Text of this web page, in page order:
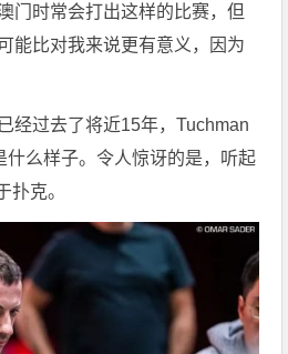
门时常会打出这样的比赛，但
能比对我来说更有意义，因为
经过去了将近15年，Tuchman
什么样子。令人惊讶的是，听起
扑克。